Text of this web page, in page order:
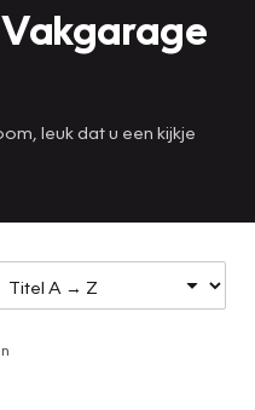
leuk dat u een kijkje